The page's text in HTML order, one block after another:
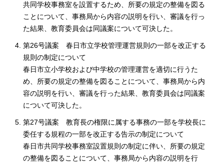
共同学校事務室を設置するため、所要の規定の整備を図る
ことについて、事務局から内容の説明を行い、審議を行っ
た結果、教育委員会は同議案について可決した。
第26号議案 春日市立学校管理運営規則の一部を改正する
規則の制定について
春日市立小学校および中学校の管理運営を適切に行うた
め、所要の規定の整備を図ることについて、事務局から内
容の説明を行い、審議を行った結果、教育委員会は同議案
について可決した。
第27号議案 教育長の権限に属する事務の一部を学校長に
委任する規程の一部を改正する告示の制定について
春日市共同学校事務室設置規則の制定に伴い、所要の規定
の整備を図ることについて、事務局から内容の説明を行